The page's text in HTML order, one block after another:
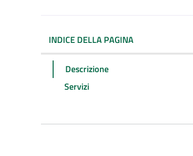
INDICE DELLA PAGINA
Descrizione
Servizi